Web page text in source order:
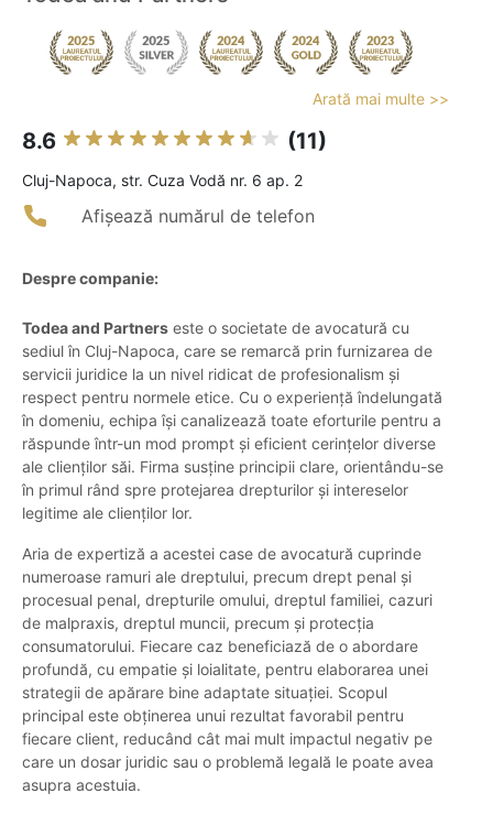
Arată mai multe >>
8.6 (11)
Cluj-Napoca, str. Cuza Vodă nr. 6 ap. 2
Afișează numărul de telefon
Despre companie:
Todea and Partners este o societate de avocatură cu
sediul în Cluj-Napoca, care se remarcă prin furnizarea de
servicii juridice la un nivel ridicat de profesionalism și
respect pentru normele etice. Cu o experiență îndelungată
în domeniu, echipa își canalizează toate eforturile pentru a
răspunde într-un mod prompt și eficient cerințelor diverse
ale clienților săi. Firma susține principii clare, orientându-se
în primul rând spre protejarea drepturilor și intereselor
legitime ale clienților lor.
Aria de expertiză a acestei case de avocatură cuprinde
numeroase ramuri ale dreptului, precum drept penal și
procesual penal, drepturile omului, dreptul familiei, cazuri
de malpraxis, dreptul muncii, precum și protecția
consumatorului. Fiecare caz beneficiază de o abordare
profundă, cu empatie și loialitate, pentru elaborarea unei
strategii de apărare bine adaptate situației. Scopul
principal este obținerea unui rezultat favorabil pentru
fiecare client, reducând cât mai mult impactul negativ pe
care un dosar juridic sau o problemă legală le poate avea
asupra acestuia.